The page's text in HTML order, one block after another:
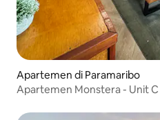
Apartemen di Paramaribo
Apartemen Monstera - Unit C